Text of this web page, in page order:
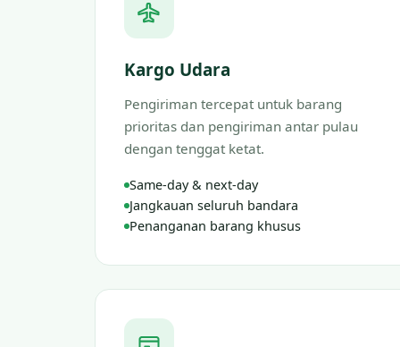
Kargo Udara
Pengiriman tercepat untuk barang
prioritas dan pengiriman antar pulau
dengan tenggat ketat.
Same-day & next-day
Jangkauan seluruh bandara
Penanganan barang khusus